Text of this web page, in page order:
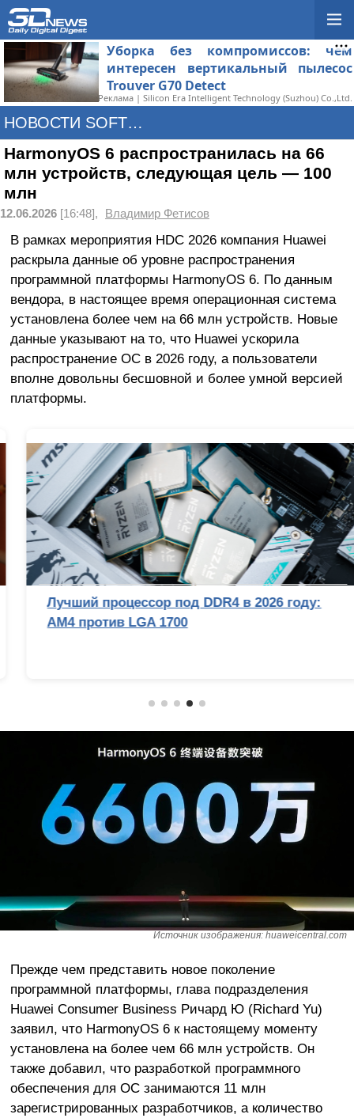
Уборка без компромиссов: чем
интересен вертикальный пылесос
Trouver G70 Detect
Реклама | Silicon Era Intelligent Technology (Suzhou) Co.,Ltd.
НОВОСТИ SOFTWARE
HarmonyOS 6 распространилась на 66
млн устройств, следующая цель — 100
млн
12.06.2026 [16:48], Владимир Фетисов
В рамках мероприятия HDC 2026 компания Huawei
раскрыла данные об уровне распространения
программной платформы HarmonyOS 6. По данным
вендора, в настоящее время операционная система
установлена более чем на 66 млн устройств. Новые
данные указывают на то, что Huawei ускорила
распространение ОС в 2026 году, а пользователи
вполне довольны бесшовной и более умной версией
платформы.
Лучший процессор под DDR4 в 2026 году:
AM4 против LGA 1700
Источник изображения: huaweicentral.com
Прежде чем представить новое поколение
программной платформы, глава подразделения
Huawei Consumer Business Ричард Ю (Richard Yu)
заявил, что HarmonyOS 6 к настоящему моменту
установлена на более чем 66 млн устройств. Он
также добавил, что разработкой программного
обеспечения для ОС занимаются 11 млн
зарегистрированных разработчиков, а количество